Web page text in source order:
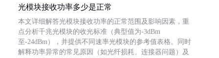
光模块接收功率多少是正常
本文详细解答光模块接收功率的正常范围及影响因素，重
点分析千兆光模块的收光标准（典型值为-3dBm
至-24dBm），并提供不同速率光模块的参考值表格。同时
解释功率异常的常见原因（如光纤损耗、连接器问题）及